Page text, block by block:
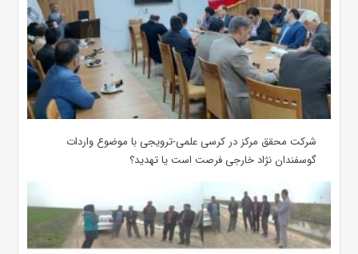
شرکت محقق مرکز در کرسی علمی-ترویجی با موضوع واردات
گوسفندان نژاد خارجی فرصت است یا تهدید؟